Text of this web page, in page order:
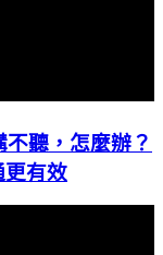
不聽，怎麼辦？
更有效